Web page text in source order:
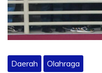
Daerah Olahraga